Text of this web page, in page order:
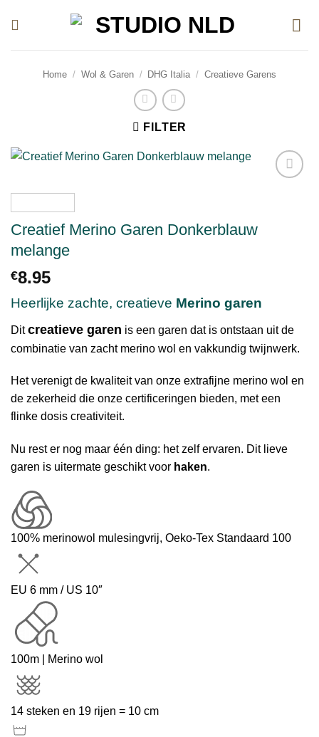
Home / Wol & Garen / DHG Italia / Creatieve Garens
FILTER
Creatief Merino Garen Donkerblauw
melange
€8.95
Heerlijke zachte, creatieve Merino garen
Ditcreatieve garen is een garen dat is ontstaan uit de
combinatie van zacht merino wol en vakkundig twijnwerk.
Het verenigt de kwaliteit van onze extrafijne merino wol en
de zekerheid die onze certificeringen bieden, met een
flinke dosis creativiteit.
Nu rest er nog maar één ding: het zelf ervaren. Dit lieve
garen is uitermate geschikt voor haken.
100% merinowol mulesingvrij, Oeko-Tex Standaard 100
EU 6 mm / US 10″
100m | Merino wol
14 steken en 19 rijen = 10 cm